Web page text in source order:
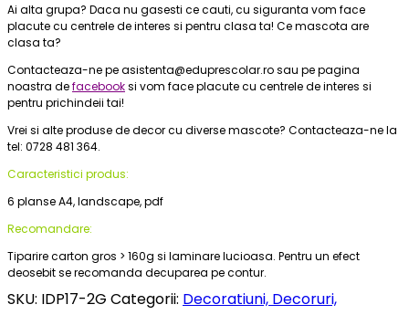
Ai alta grupa? Daca nu gasesti ce cauti, cu siguranta vom face
placute cu centrele de interes si pentru clasa ta! Ce mascota are
clasa ta?
Contacteaza-ne pe asistenta@eduprescolar.ro sau pe pagina
noastra defacebooksi vom face placute cu centrele de interes si
pentru prichindeii tai!
Vrei si alte produse de decor cu diverse mascote? Contacteaza-ne la
tel: 0728 481 364.
Caracteristici produs:
6 planse A4, landscape, pdf
Recomandare:
Tiparire carton gros > 160g si laminare lucioasa. Pentru un efect
deosebit se recomanda decuparea pe contur.
SKU: IDP17-2G Categorii: Decoratiuni, Decoruri,